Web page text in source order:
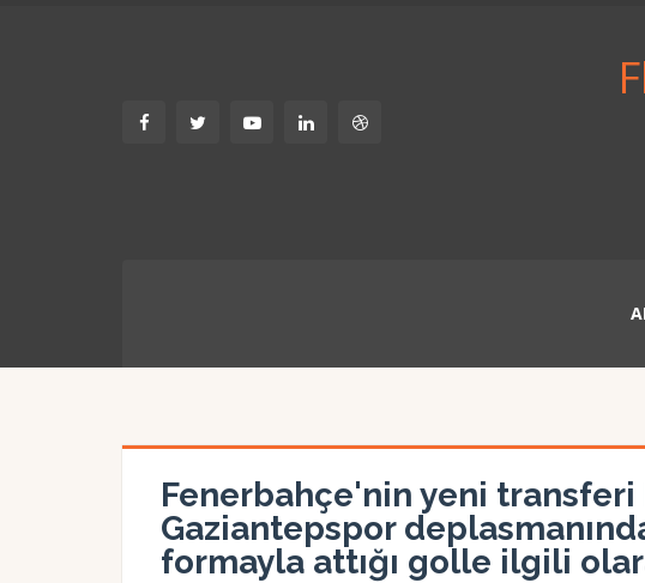
Fenerbahçe'nin yeni transferi
Gaziantepspor
formayla attığı golle ilgili